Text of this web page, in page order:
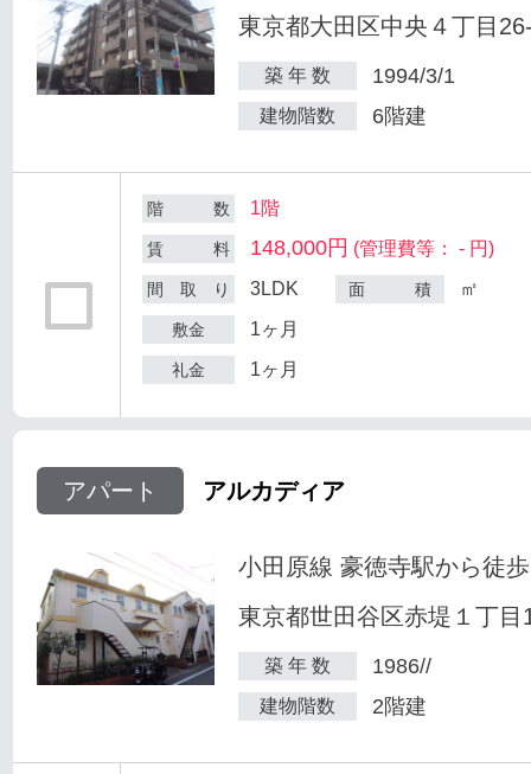
東京都大田区中央４丁目
築 年 数 1994/3/1
建物階数 6階建
階 数 1階
賃 料 148,000円 (管理費等： - 円)
間 取 り 3LDK 面 積 ㎡
敷金 1ヶ月
礼金 1ヶ月
アパート アルカディア
小田原線 豪徳寺駅から徒
東京都世田谷区赤堤１丁目
築 年 数 1986//
建物階数 2階建